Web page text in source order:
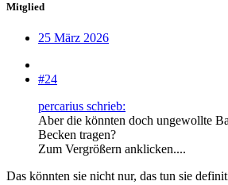
Mitglied
25 März 2026
#24
percarius schrieb:
Aber die könnten doch ungewollte
Becken tragen?
Zum Vergrößern anklicken....
Das könnten sie nicht nur, das tun sie